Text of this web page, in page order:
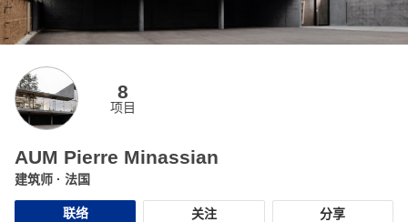
8
项目
AUM Pierre Minassian
建筑师 · 法国
联络 关注 分享